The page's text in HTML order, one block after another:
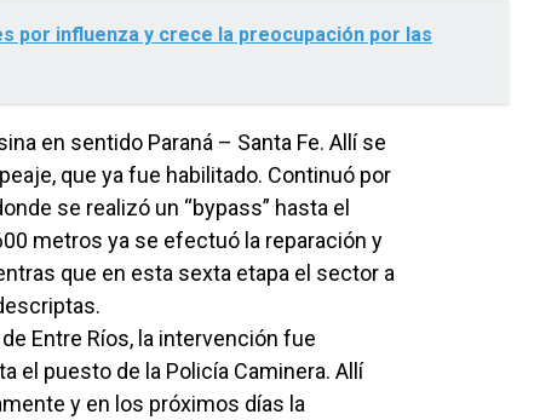
por influenza y crece la preocupación por las
en sentido Paraná – Santa Fe. Allí se
que ya fue habilitado. Continuó por
se realizó un “bypass” hasta el
metros ya se efectuó la reparación y
que en esta sexta etapa el sector a
Entre Ríos, la intervención fue
el puesto de la Policía Caminera. Allí
y en los próximos días la